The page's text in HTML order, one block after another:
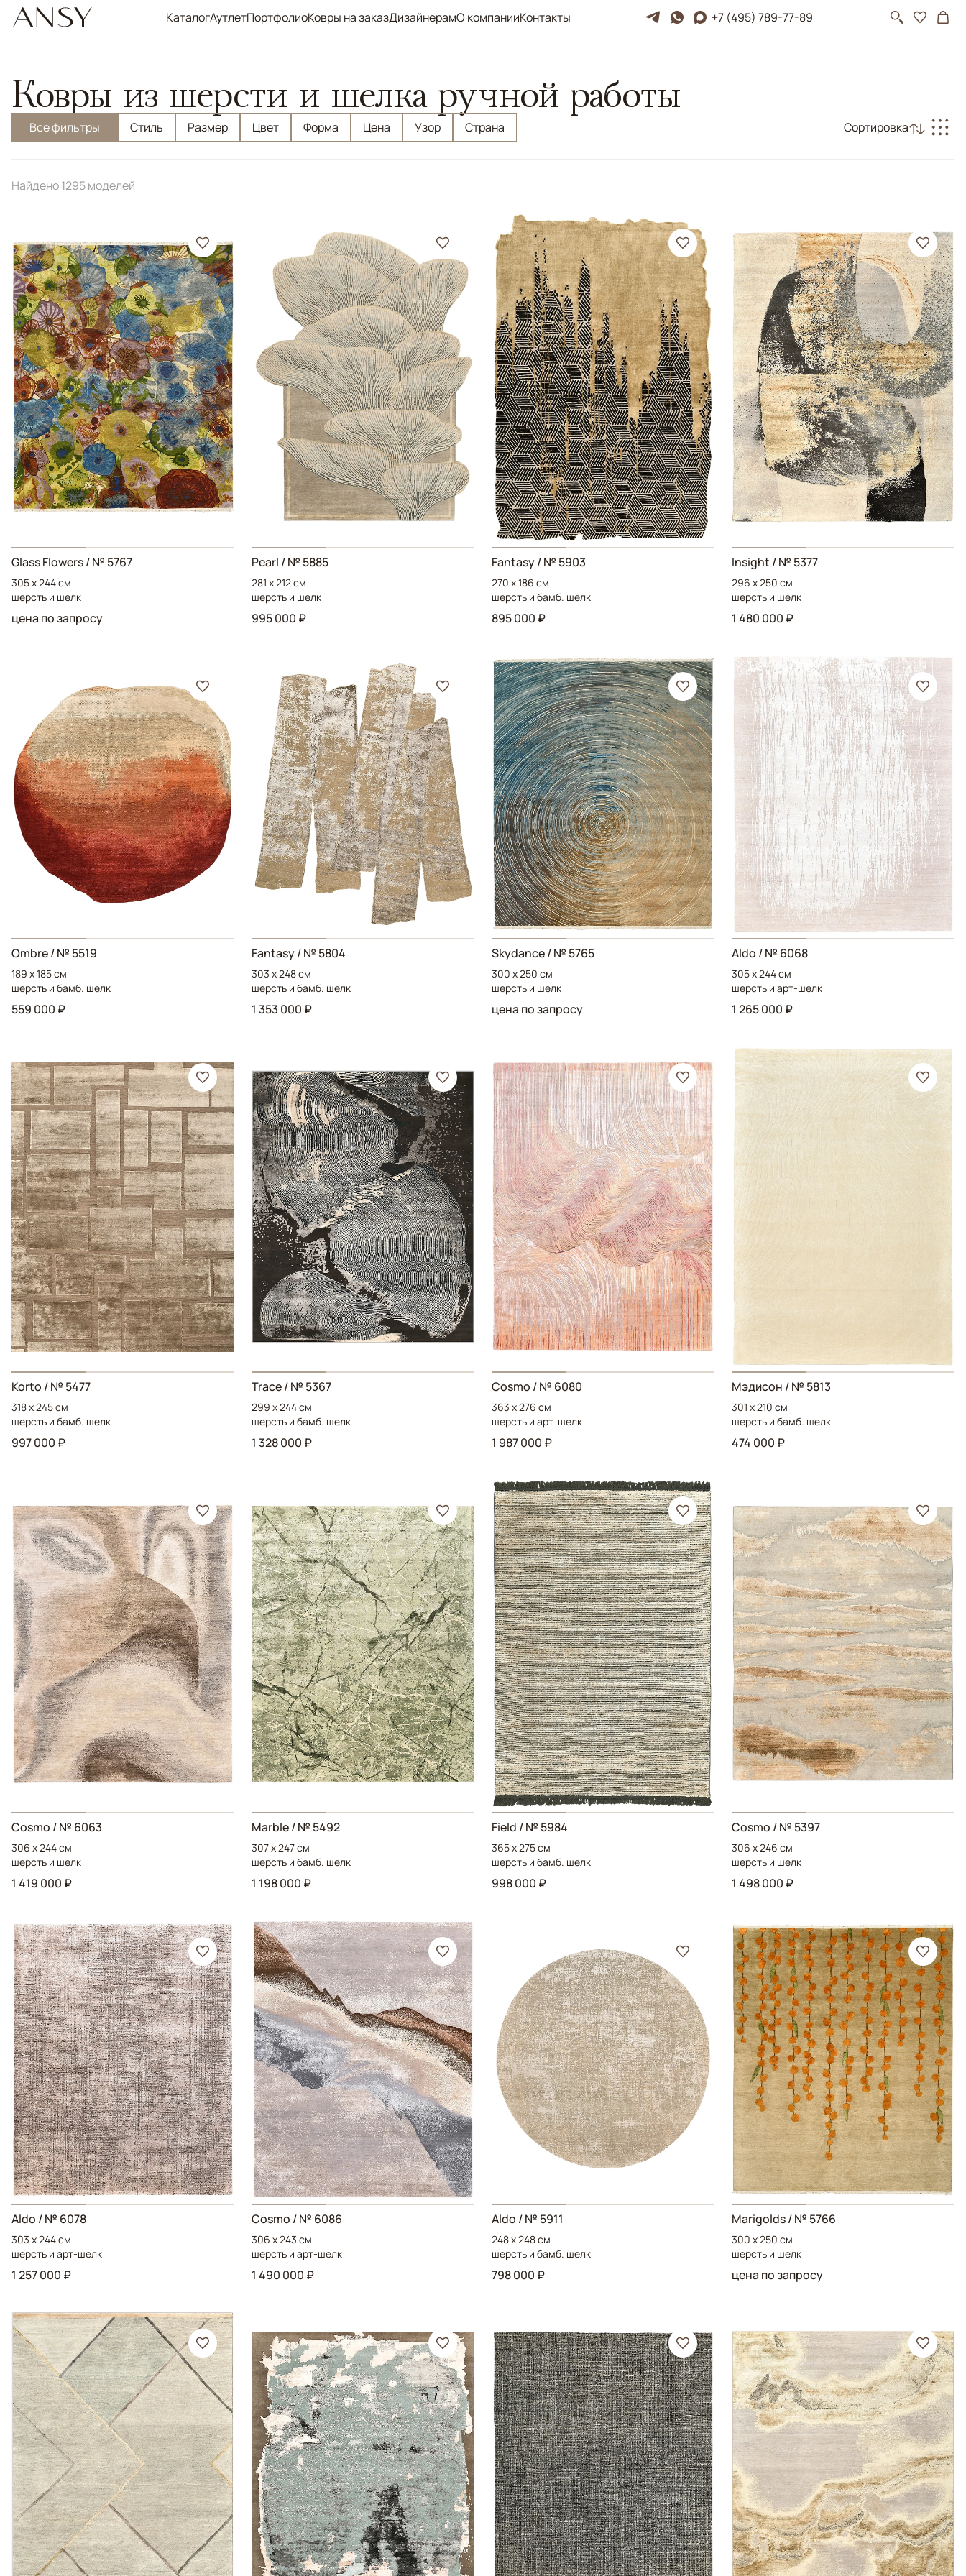
КаталогАутлетПортфолиоКовры на заказДизайнерамО компанииКонтакты +7 (495) 789-77-89
Ковры из шерсти и шелка ручной работы
Все фильтры Стиль Размер Цвет Форма Цена Узор Страна Сортировка
Найдено 1295 моделей
Glass Flowers/ № 5767
305 x 244 см
шерсть и шелк
цена по запросу
Pearl / № 5885
281 x 212 см
шерсть и шелк
995 000 ₽
Fantasy/ № 5903
270 x 186 см
шерсть и бамб. шелк
895 000 ₽
Insight / № 5377
296 x 250 см
шерсть и шелк
1 480 000 ₽
Ombre/ № 5519
189 x 185 см
шерсть и бамб. шелк
559 000 ₽
Fantasy/ № 5804
303 x 248 см
шерсть и бамб. шелк
1 353 000 ₽
Skydance/ № 5765
300 x 250 см
шерсть и шелк
цена по запросу
Aldo / № 6068
305 x 244 см
шерсть и арт-шелк
1 265 000 ₽
Korto / № 5477
318 x 245 см
шерсть и бамб. шелк
997 000 ₽
Trace/ № 5367
299 x 244 см
шерсть и бамб. шелк
1 328 000 ₽
Cosmo / № 6080
363 x 276 см
шерсть и арт-шелк
1 987 000 ₽
Mэдисон / № 5813
301 x 210 см
шерсть и бамб. шелк
474 000 ₽
Cosmo / № 6063
306 x 244 см
шерсть и шелк
1 419 000 ₽
Marble/ № 5492
307 x 247 см
шерсть и бамб. шелк
1 198 000 ₽
Field / № 5984
365 x 275 см
шерсть и бамб. шелк
998 000 ₽
Cosmo / № 5397
306 x 246 см
шерсть и шелк
1 498 000 ₽
Aldo / № 6078
303 x 244 см
шерсть и арт-шелк
1 257 000 ₽
Cosmo / № 6086
306 x 243 см
шерсть и арт-шелк
1 490 000 ₽
Aldo / № 5911
248 x 248 см
шерсть и бамб. шелк
798 000 ₽
Marigolds/ № 5766
300 x 250 см
шерсть и шелк
цена по запросу